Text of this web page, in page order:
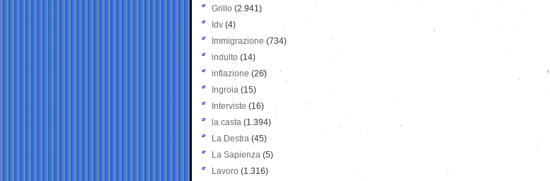
Grillo (2.941)
Idv (4)
Immigrazione (734)
indulto (14)
inflazione (26)
Ingroia (15)
Interviste (16)
la casta (1.394)
La Destra (45)
La Sapienza (5)
Lavoro (1.316)